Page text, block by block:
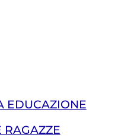
EDUCAZIONE
RAGAZZE